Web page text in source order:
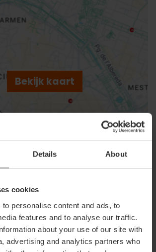
Details About
cookies
personalise content and ads, to
features and to analyse our traffic.
about your use of our site with
advertising and analytics partners who
Bekijk kaart